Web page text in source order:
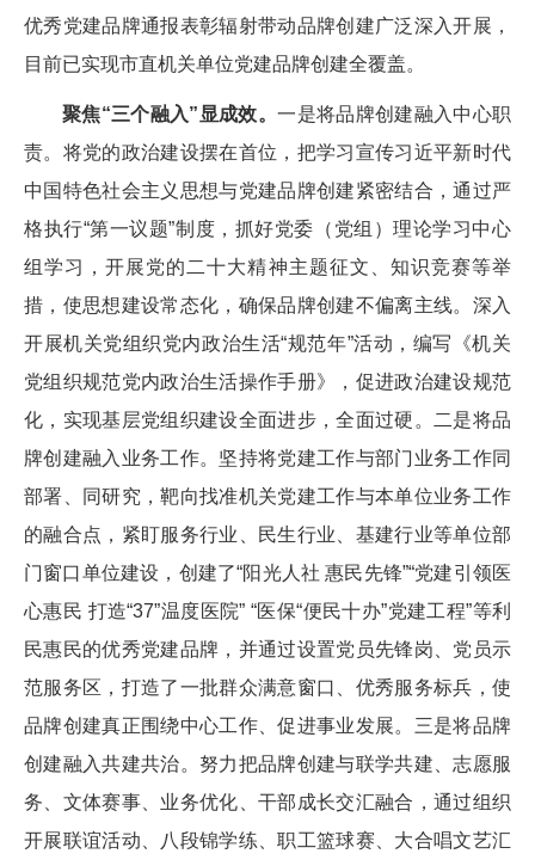
优秀党建品牌通报表彰辐射带动品牌创建广泛深入开展，
目前已实现市直机关单位党建品牌创建全覆盖。
聚焦“三个融入”显成效。一是将品牌创建融入中心职
责。将党的政治建设摆在首位，把学习宣传习近平新时代
中国特色社会主义思想与党建品牌创建紧密结合，通过严
格执行“第一议题”制度，抓好党委（党组）理论学习中心
组学习，开展党的二十大精神主题征文、知识竞赛等举
措，使思想建设常态化，确保品牌创建不偏离主线。深入
开展机关党组织党内政治生活“规范年”活动，编写《机关
党组织规范党内政治生活操作手册》，促进政治建设规范
化，实现基层党组织建设全面进步，全面过硬。二是将品
牌创建融入业务工作。坚持将党建工作与部门业务工作同
部署、同研究，靶向找准机关党建工作与本单位业务工作
的融合点，紧盯服务行业、民生行业、基建行业等单位部
门窗口单位建设，创建了“阳光人社 惠民先锋”“党建引领医
心惠民 打造“37”温度医院” “医保“便民十办”党建工程”等利
民惠民的优秀党建品牌，并通过设置党员先锋岗、党员示
范服务区，打造了一批群众满意窗口、优秀服务标兵，使
品牌创建真正围绕中心工作、促进事业发展。三是将品牌
创建融入共建共治。努力把品牌创建与联学共建、志愿服
务、文体赛事、业务优化、干部成长交汇融合，通过组织
开展联谊活动、八段锦学练、职工篮球赛、大合唱文艺汇